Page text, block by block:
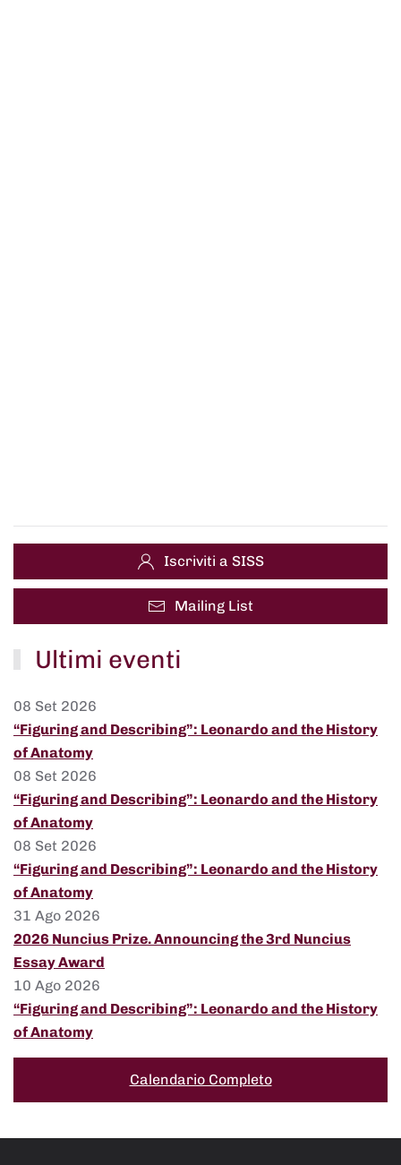
Iscriviti a SISS
Mailing List
Ultimi eventi
08 Set 2026
“Figuring and Describing”: Leonardo and the History
of Anatomy
08 Set 2026
“Figuring and Describing”: Leonardo and the History
of Anatomy
08 Set 2026
“Figuring and Describing”: Leonardo and the History
of Anatomy
31 Ago 2026
2026 Nuncius Prize. Announcing the 3rd Nuncius
Essay Award
10 Ago 2026
“Figuring and Describing”: Leonardo and the History
of Anatomy
Calendario Completo